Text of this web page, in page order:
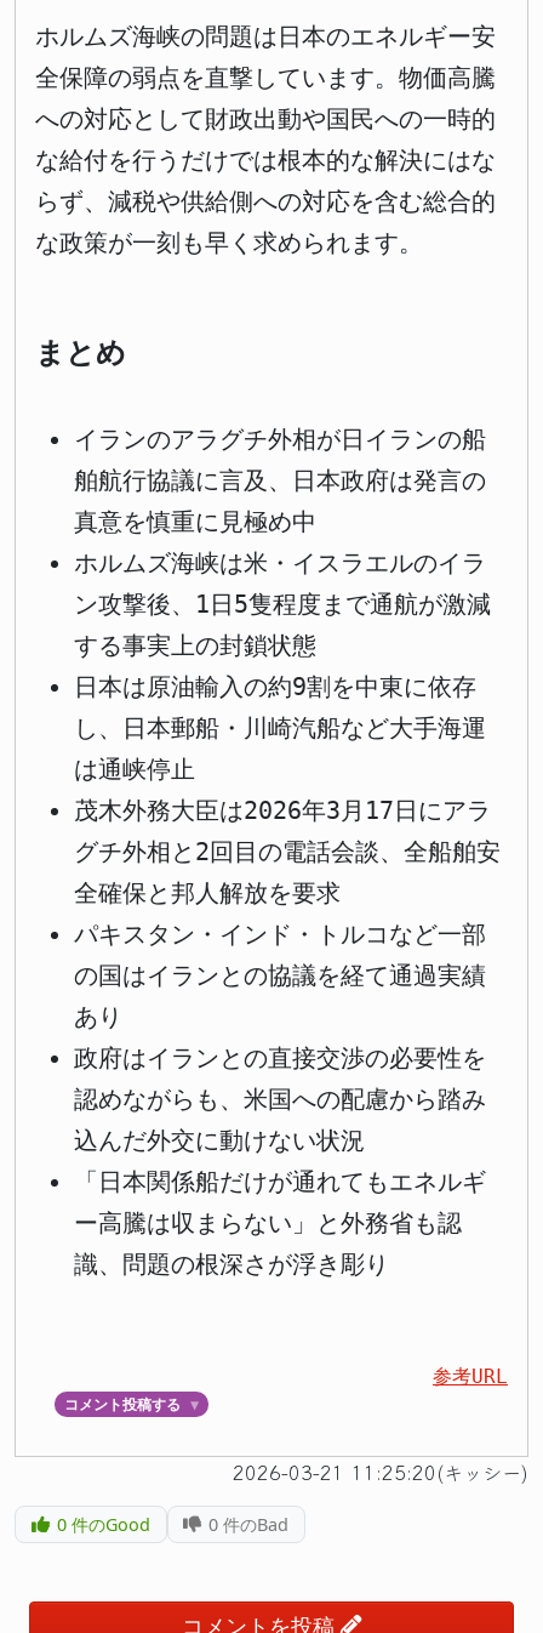
ホルムズ海峡の問題は日本のエネルギー安
全保障の弱点を直撃しています。物価高騰
への対応として財政出動や国民への一時的
な給付を行うだけでは根本的な解決にはな
らず、減税や供給側への対応を含む総合的
な政策が一刻も早く求められます。
まとめ
イランのアラグチ外相が日イランの船
舶航行協議に言及、日本政府は発言の
真意を慎重に見極め中
ホルムズ海峡は米・イスラエルのイラ
ン攻撃後、1日5隻程度まで通航が激減
する事実上の封鎖状態
日本は原油輸入の約9割を中東に依存
し、日本郵船・川崎汽船など大手海運
は通峡停止
茂木外務大臣は2026年3月17日にアラ
グチ外相と2回目の電話会談、全船舶安
全確保と邦人解放を要求
パキスタン・インド・トルコなど一部
の国はイランとの協議を経て通過実績
あり
政府はイランとの直接交渉の必要性を
認めながらも、米国への配慮から踏み
込んだ外交に動けない状況
「日本関係船だけが通れてもエネルギ
ー高騰は収まらない」と外務省も認
識、問題の根深さが浮き彫り
参考URL
コメント投稿する ▼
2026-03-21 11:25:20(キッシー)
0件のGood 0 件のBad
コメントを投稿